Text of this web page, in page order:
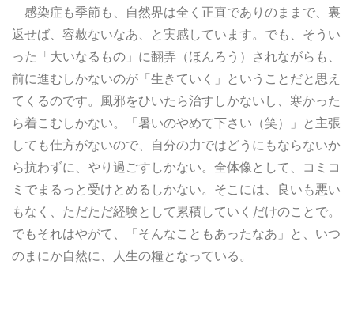
感染症も季節も、自然界は全く正直でありのままで、裏
返せば、容赦ないなあ、と実感しています。でも、そうい
った「大いなるもの」に翻弄（ほんろう）されながらも、
前に進むしかないのが「生きていく」ということだと思え
てくるのです。風邪をひいたら治すしかないし、寒かった
ら着こむしかない。「暑いのやめて下さい（笑）」と主張
しても仕方がないので、自分の力ではどうにもならないか
ら抗わずに、やり過ごすしかない。全体像として、コミコ
ミでまるっと受けとめるしかない。そこには、良いも悪い
もなく、ただただ経験として累積していくだけのことで。
でもそれはやがて、「そんなこともあったなあ」と、いつ
のまにか自然に、人生の糧となっている。